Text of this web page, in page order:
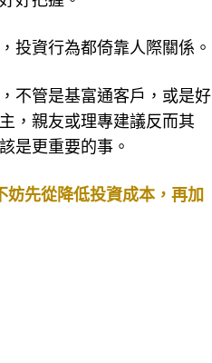
不管是基富通客戶，或是好
，親友或理專建議反而其
先從降低投資成本，再加